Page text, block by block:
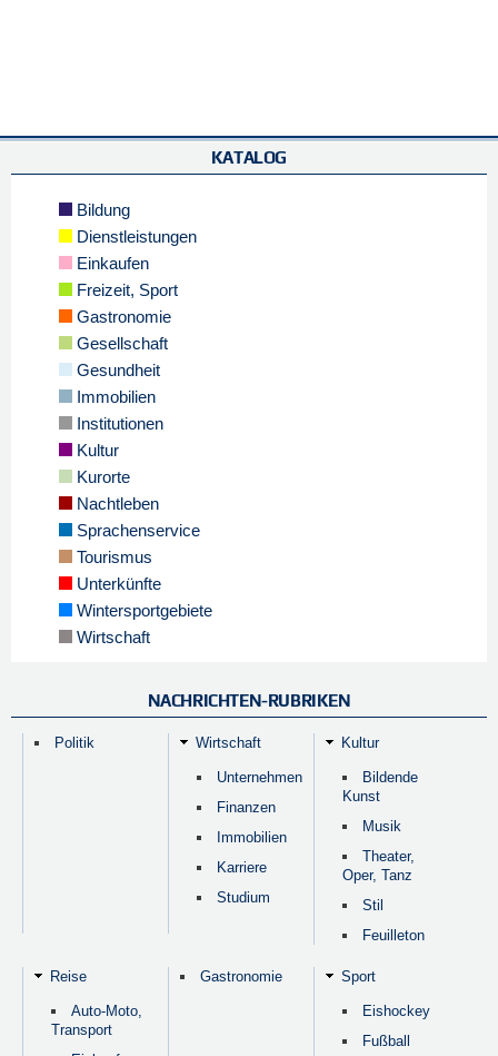
KATALOG
Bildung
Dienstleistungen
Einkaufen
Freizeit, Sport
Gastronomie
Gesellschaft
Gesundheit
Immobilien
Institutionen
Kultur
Kurorte
Nachtleben
Sprachenservice
Tourismus
Unterkünfte
Wintersportgebiete
Wirtschaft
NACHRICHTEN-RUBRIKEN
Politik Wirtschaft
Unternehmen
Finanzen
Immobilien
Karriere
Studium
Kultur
Bildende
Kunst
Musik
Theater,
Oper, Tanz
Stil
Feuilleton
Reise
Auto-Moto,
Transport
Gastronomie Sport
Eishockey
Fußball